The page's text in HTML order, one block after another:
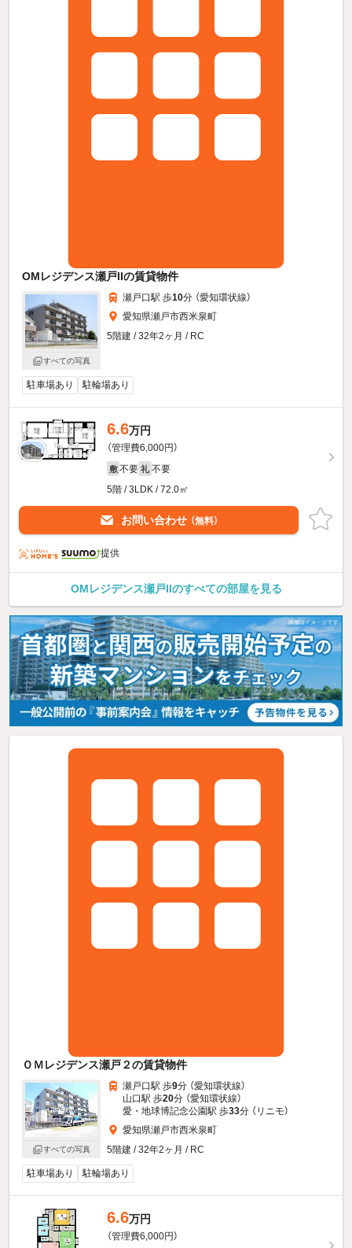
OMレジデンス瀬戸IIの賃貸物件
すべての写真
瀬戸口駅 歩10分 （愛知環状線）
愛知県瀬戸市西米泉町
5階建 / 32年2ヶ月 / RC
駐車場あり 駐輪場あり
6.6万円
（管理費6,000円）
敷 不要 礼 不要
5階 / 3LDK / 72.0㎡
お問い合わせ （無料）
提供
OMレジデンス瀬戸IIのすべての部屋を見る
ＯＭレジデンス瀬戸２の賃貸物件
すべての写真
瀬戸口駅 歩9分 （愛知環状線）
山口駅 歩20分 （愛知環状線）
愛・地球博記念公園駅 歩33分 （リニモ）
愛知県瀬戸市西米泉町
5階建 / 32年2ヶ月 / RC
駐車場あり 駐輪場あり
6.6万円
（管理費6,000円）